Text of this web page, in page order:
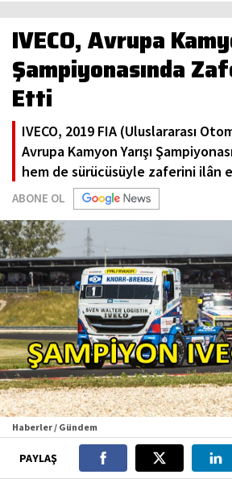
IVECO, Avrupa
Şampiyonasında
Etti
IVECO, 2019 FIA (Uluslararası
Avrupa Kamyon Yarışı
hem de sürücüsüyle zaferini ilân
ABONE OL
Haberler / Gündem
PAYLAŞ